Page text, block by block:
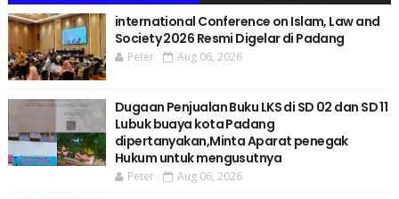
international Conference on Islam, Law and
Society 2026 Resmi Digelar di Padang
Peter Aug 06, 2026
Dugaan Penjualan Buku LKS di SD 02 dan SD 11
Lubuk buaya kota Padang
dipertanyakan,Minta Aparat penegak
Hukum untuk mengusutnya
Peter Aug 06, 2026